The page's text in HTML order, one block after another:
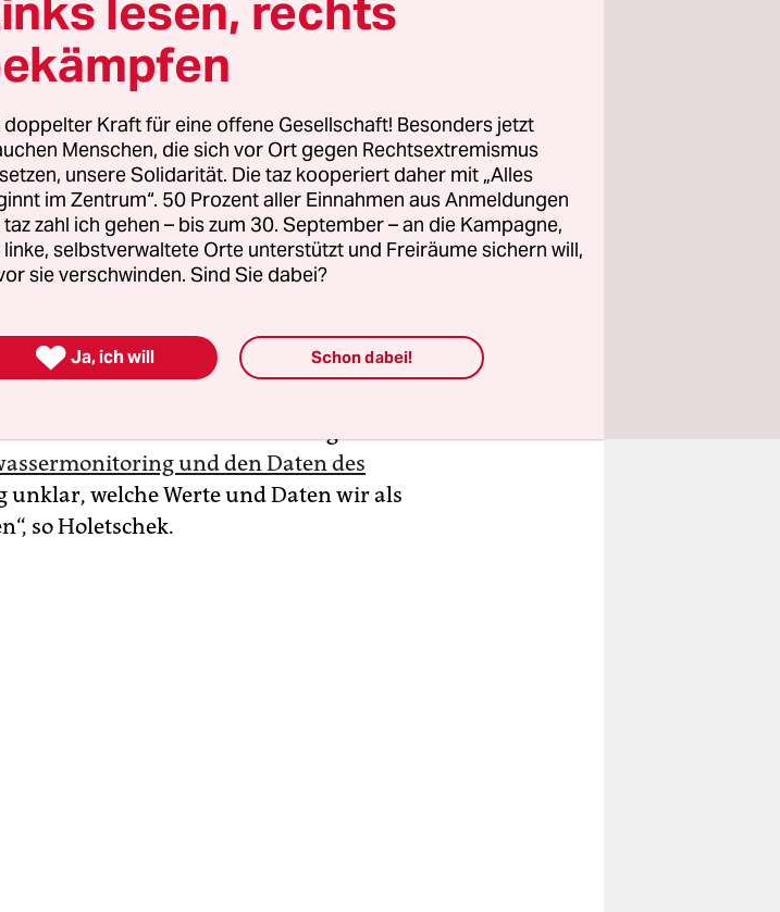
Dieser Bitte
Bundesweit soll ab Oktober nur die
und im Fernverkehr sowie
gelten. Die meisten
Ermessen der Länder.
der Länder zufrieden.
in einer Sondersitzung virtuell mit
das ab dem 1.
Holetschek (CSU), sagte, dass der
und dringend nachgebessert
und den Daten des
unklar, welche Werte und Daten wir als
so Holetschek.
doppelter Kraft für eine offene Gesellschaft! Besonders jetzt
Menschen, die sich vor Ort gegen Rechtsextremismus
unsere Solidarität. Die taz kooperiert daher mit „Alles
im Zentrum“. 50 Prozent aller Einnahmen aus Anmeldungen
taz zahl ich gehen – bis zum 30. September – an die Kampagne,
linke, selbstverwaltete Orte unterstützt und Freiräume sichern will,
sie verschwinden. Sind Sie dabei?
 Ja, ich will Schon dabei!